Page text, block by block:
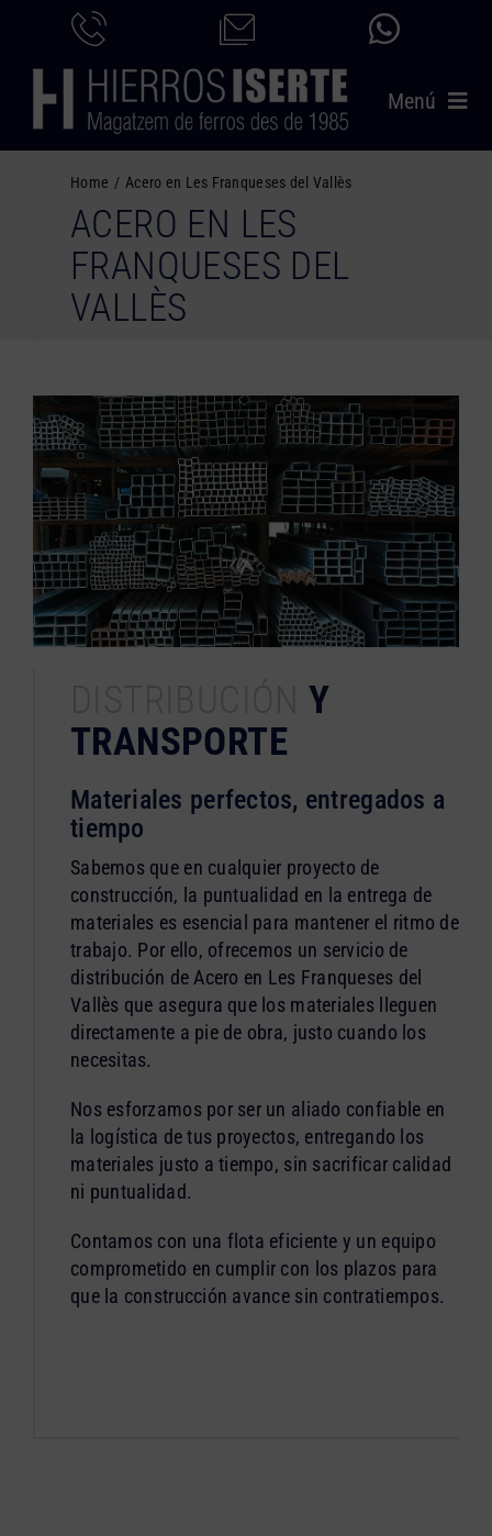
contenido
Menú
PRODUCTOS
SERVICIOS
CATÁLOGO
CONTACTO
Home Acero en Les Franqueses del Vallès
ACERO EN LES
FRANQUESES DEL
VALLÈS
DISTRIBUCIÓNY
TRANSPORTE
Materiales perfectos, entregados a
tiempo
Sabemos que en cualquier proyecto de
construcción, la puntualidad en la entrega de
materiales es esencial para mantener el ritmo de
trabajo. Por ello, ofrecemos un servicio de
distribución de Acero en Les Franqueses del
Vallès que asegura que los materiales lleguen
directamente a pie de obra, justo cuando los
necesitas.
Nos esforzamos por ser un aliado confiable en
la logística de tus proyectos, entregando los
materiales justo a tiempo, sin sacrificar calidad
ni puntualidad.
Contamos con una flota eficiente y un equipo
comprometido en cumplir con los plazos para
que la construcción avance sin contratiempos.